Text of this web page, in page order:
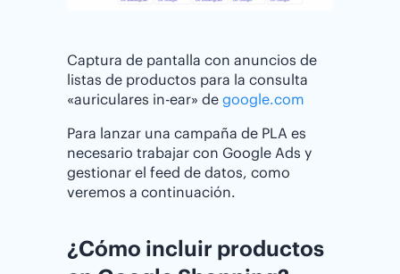
Captura de pantalla con anuncios de
listas de productos para la consulta
«auriculares in-ear» de google.com
Para lanzar una campaña de PLA es
necesario trabajar con Google Ads y
gestionar el feed de datos, como
veremos a continuación.
¿Cómo incluir productos